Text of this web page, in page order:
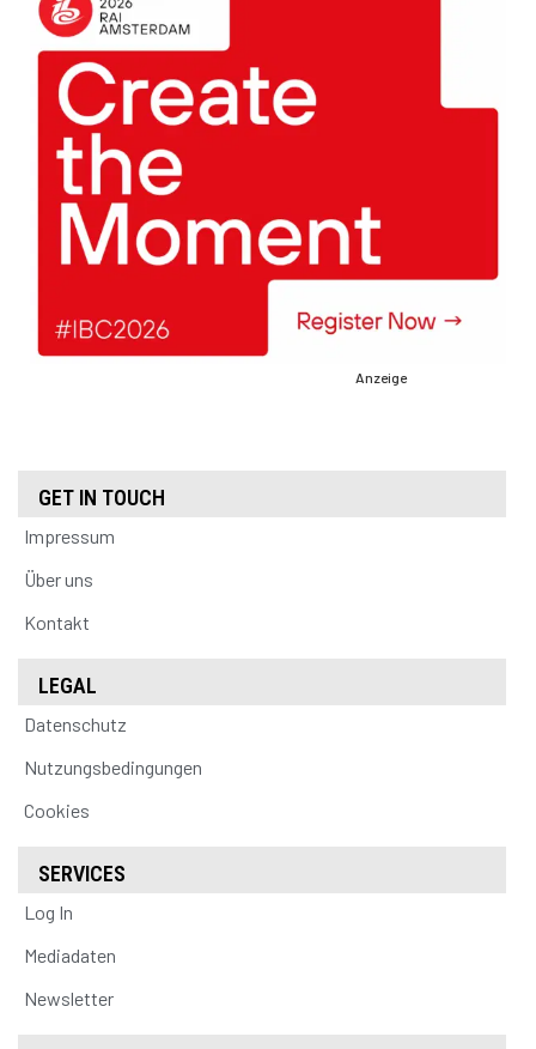
Anzeige
GET IN TOUCH
Impressum
Über uns
Kontakt
LEGAL
Datenschutz
Nutzungsbedingungen
Cookies
SERVICES
Log In
Mediadaten
Newsletter